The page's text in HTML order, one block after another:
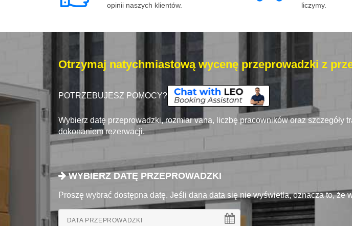
opinii naszych klientów.
liczymy.
Otrzymaj natychmiastową wycenę przeprowadzki z
POTRZEBUJESZ POMOCY?
Wybierz datę przeprowadzki, rozmiar vana, liczbę pracowników oraz
dokonaniem rezerwacji.
WYBIERZ DATĘ PRZEPROWADZKI
Proszę wybrać dostępna datę. Jeśli dana data się nie wyświetla, oznacza to, że
DATA PRZEPROWADZKI